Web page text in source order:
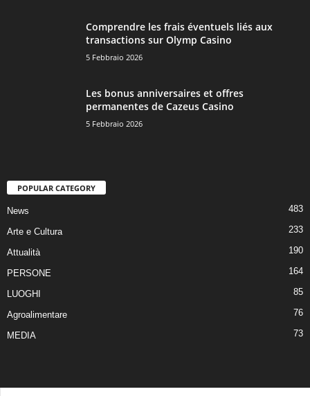
Comprendre les frais éventuels liés aux
transactions sur Olymp Casino
5 Febbraio 2026
Les bonus anniversaires et offres
permanentes de Cazeus Casino
5 Febbraio 2026
POPULAR CATEGORY
News 483
Arte e Cultura 233
Attualità 190
PERSONE 164
LUOGHI 85
Agroalimentare 76
MEDIA 73